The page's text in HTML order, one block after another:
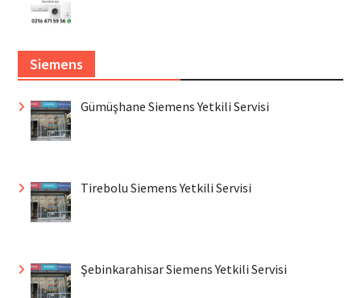
Siemens
Gümüşhane Siemens Yetkili Servisi
Tirebolu Siemens Yetkili Servisi
Şebinkarahisar Siemens Yetkili Servisi